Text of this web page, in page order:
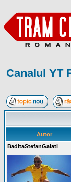
Canalul YT
Autor
BaditaStefanGalati